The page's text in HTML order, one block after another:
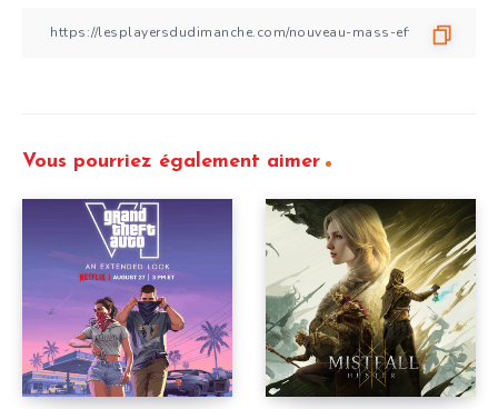
Vous pourriez également aimer